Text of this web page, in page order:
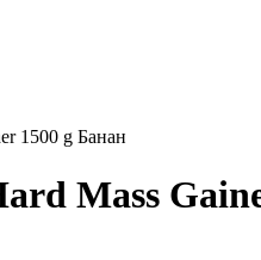
1500 g Банан
Mass